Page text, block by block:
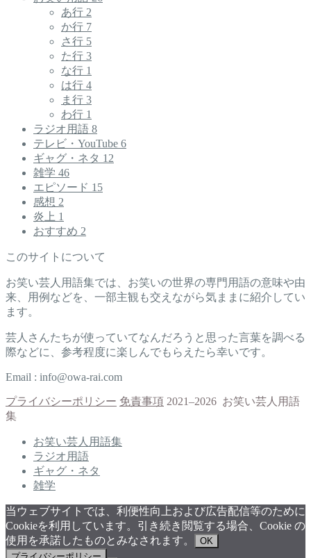
あ行 2
か行 7
さ行 5
た行 3
な行 1
は行 4
ま行 3
わ行 1
ラジオ用語 8
テレビ・YouTube 6
ギャグ・ネタ 12
雑学 46
エピソード 15
感想 2
炎上 1
おすすめ 2
このサイトについて
お笑い芸人用語集では、お笑いの世界の専門用語の意味や由
来、用例などを、一部主観も交えながら気ままに紹介してい
ます。
芸人さんたちが使っていてなんだろうと思った言葉を調べる
際などに、参考程度に楽しんでもらえたら幸いです。
Email : info@owa-rai.com
プライバシーポリシー 免責事項 2021–2026 お笑い芸人用語
集
お笑い芸人用語集
ラジオ用語
ギャグ・ネタ
雑学
当ウェブサイトでは、利便性向上および広告配信等のために
Cookieを利用しています。引き続き閲覧する場合、Cookie の
使用を承諾したものとみなされます。
OK